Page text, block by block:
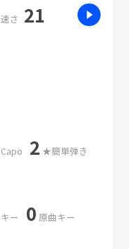
速さ 21
Capo 2 ★簡単弾き
キー 0 原曲キー